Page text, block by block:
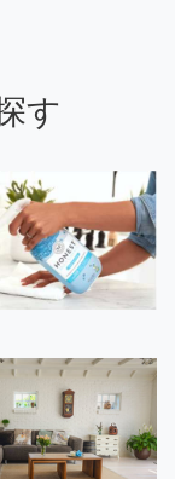
す